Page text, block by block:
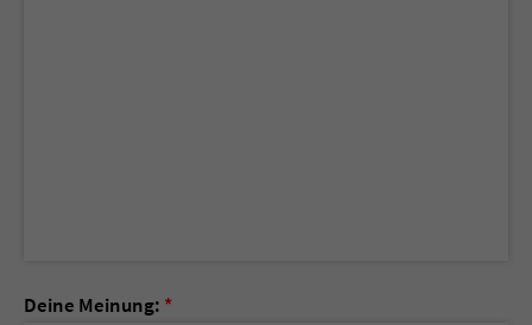
Deine Meinung: *